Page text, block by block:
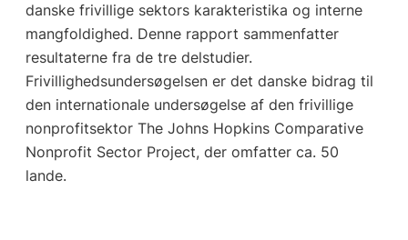
danske frivillige sektors karakteristika og interne
mangfoldighed. Denne rapport sammenfatter
resultaterne fra de tre delstudier.
Frivillighedsundersøgelsen er det danske bidrag til
den internationale undersøgelse af den frivillige
nonprofitsektor The Johns Hopkins Comparative
Nonprofit Sector Project, der omfatter ca. 50
lande.